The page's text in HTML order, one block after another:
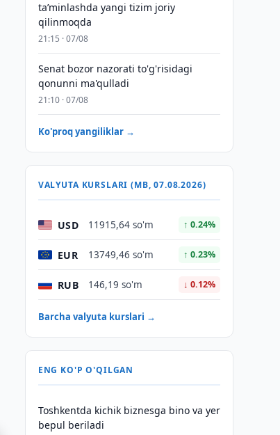
taʼminlashda yangi tizim joriy
qilinmoqda
21:15 · 07/08
Senat bozor nazorati to'g'risidagi
qonunni ma'qulladi
21:10 · 07/08
Ko'proq yangiliklar →
VALYUTA KURSLARI (MB, 07.08.2026)
USD 11915,64 so'm ↑ 0.24%
EUR 13749,46 so'm ↑ 0.23%
RUB 146,19 so'm ↓ 0.12%
Barcha valyuta kurslari →
ENG KO'P O'QILGAN
Toshkentda kichik biznesga bino va yer
bepul beriladi